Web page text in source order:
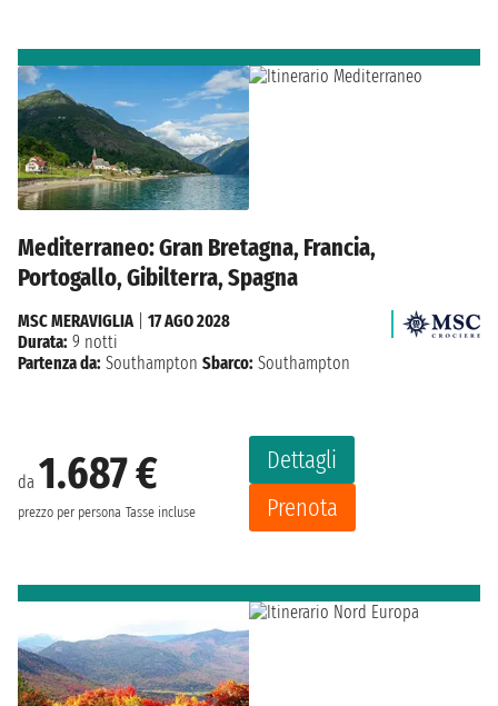
Mediterraneo: Gran Bretagna, Francia,
Portogallo, Gibilterra, Spagna
da 1.687 €
prezzo per persona Tasse incluse
Dettagli
Prenota
MSC MERAVIGLIA| 17 AGO 2028
Durata: 9 notti
Partenza da: Southampton Sbarco: Southampton